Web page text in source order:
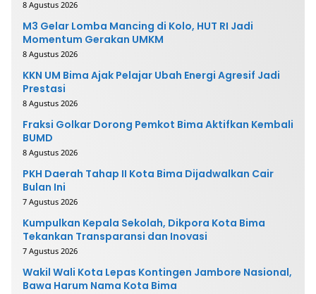
8 Agustus 2026
M3 Gelar Lomba Mancing di Kolo, HUT RI Jadi
Momentum Gerakan UMKM
8 Agustus 2026
KKN UM Bima Ajak Pelajar Ubah Energi Agresif Jadi
Prestasi
8 Agustus 2026
Fraksi Golkar Dorong Pemkot Bima Aktifkan Kembali
BUMD
8 Agustus 2026
PKH Daerah Tahap II Kota Bima Dijadwalkan Cair
Bulan Ini
7 Agustus 2026
Kumpulkan Kepala Sekolah, Dikpora Kota Bima
Tekankan Transparansi dan Inovasi
7 Agustus 2026
Wakil Wali Kota Lepas Kontingen Jambore Nasional,
Bawa Harum Nama Kota Bima